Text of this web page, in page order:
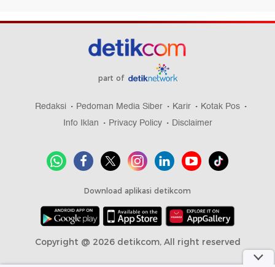
part of
Redaksi Pedoman Media Siber Karir
Kotak Pos
Info Iklan
Privacy Policy Disclaimer
Download aplikasi detikcom
Copyright @ 2026 detikcom, All right reserved